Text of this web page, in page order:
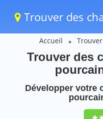
Trouver des
Accueil
Trouver des
Développer votre